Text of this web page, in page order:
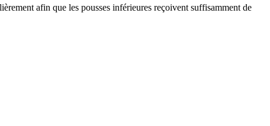
afin que les pousses inférieures reçoivent suffisamment de